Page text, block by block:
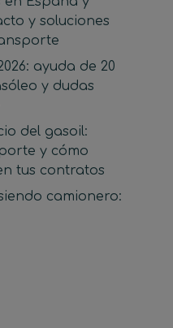
y soluciones
ayuda de 20
y dudas
del gasoil:
y cómo
tus contratos
camionero: